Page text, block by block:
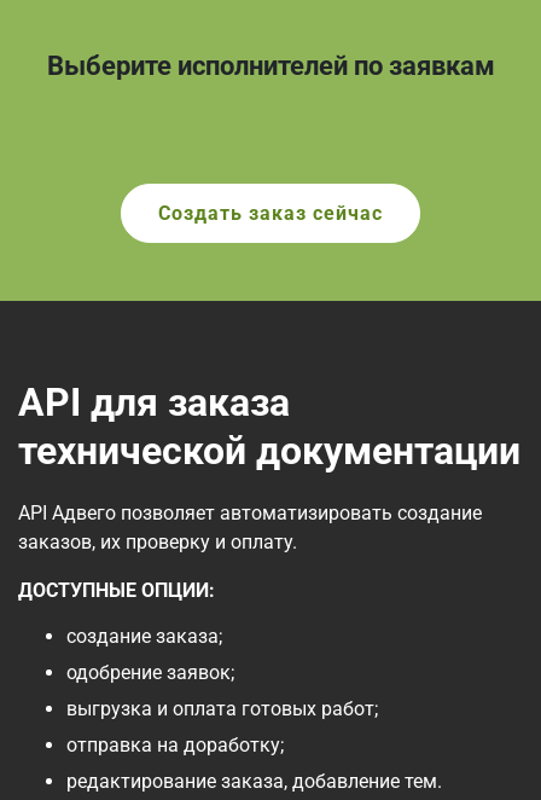
Выберите исполнителей по заявкам
Создать заказ сейчас
API для заказа
технической документации
API Адвего позволяет автоматизировать создание
заказов, их проверку и оплату.
ДОСТУПНЫЕ ОПЦИИ:
создание заказа;
одобрение заявок;
выгрузка и оплата готовых работ;
отправка на доработку;
редактирование заказа, добавление тем.